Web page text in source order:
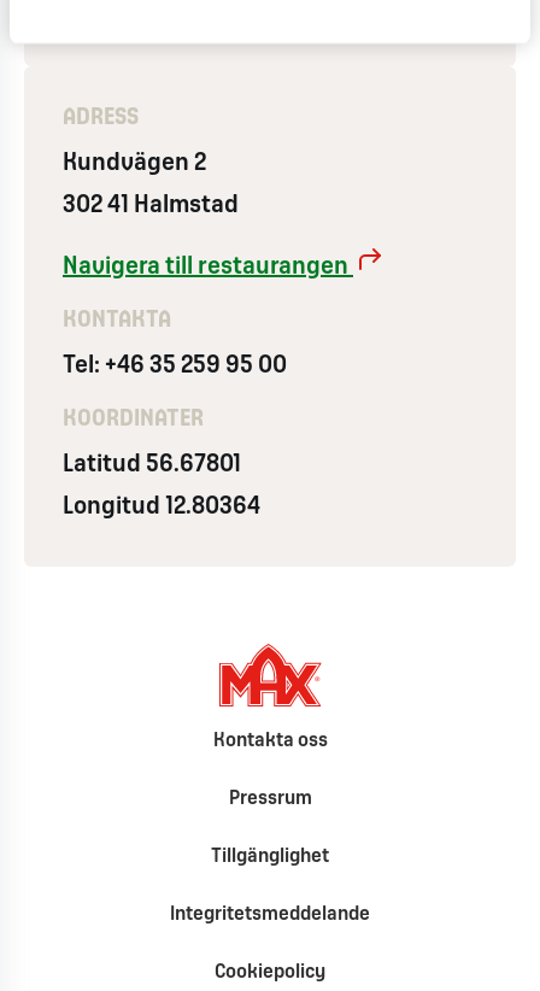
ADRESS
Kundvägen 2
302 41 Halmstad
Navigera till restaurangen
KONTAKTA
Tel: +46 35 259 95 00
KOORDINATER
Latitud 56.67801
Longitud 12.80364
Kontakta oss
Pressrum
Tillgänglighet
Integritetsmeddelande
Cookiepolicy